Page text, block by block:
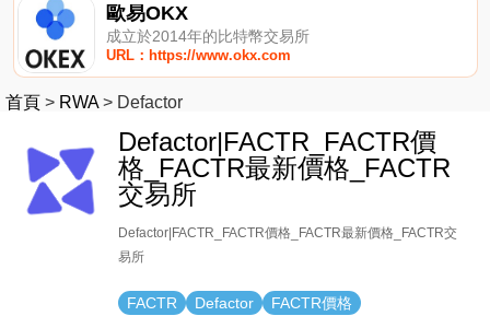
歐易OKX
成立於2014年的比特幣交易所
URL：https://www.okx.com
首頁 > RWA> Defactor
Defactor|FACTR_FACTR價
格_FACTR最新價格_FACTR
交易所
Defactor|FACTR_FACTR價格_FACTR最新價格_FACTR交
易所
FACTR Defactor
FACTR價格